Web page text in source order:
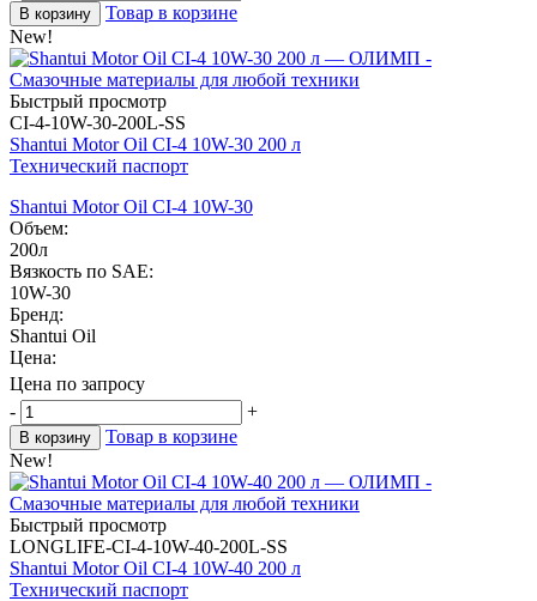
В корзину
Товар в корзине
New!
Быстрый просмотр
CI-4-10W-30-200L-SS
Shantui Motor Oil CI-4 10W-30 200 л
Технический паспорт
Shantui Motor Oil CI-4 10W-30
Объем:
200л
Вязкость по SAE:
10W-30
Бренд:
Shantui Oil
Цена:
Цена по запросу
-
+
В корзину
Товар в корзине
New!
Быстрый просмотр
LONGLIFE-CI-4-10W-40-200L-SS
Shantui Motor Oil CI-4 10W-40 200 л
Технический паспорт